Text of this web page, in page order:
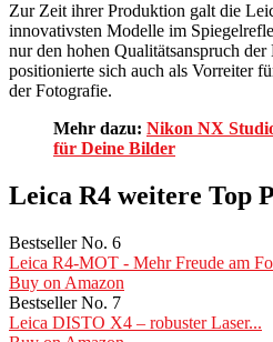
Zur Zeit ihrer Produktion galt die
innovativsten Modelle im
nur den hohen Qualitätsanspruch
positionierte sich auch als Vorreiter
der Fotografie.
Mehr dazu: Nikon NX
für Deine Bilder
Leica R4 weitere Top
Bestseller No. 6
Leica R4-MOT - Mehr Freude am
Buy on Amazon
Bestseller No. 7
Leica DISTO X4 – robuster Laser...